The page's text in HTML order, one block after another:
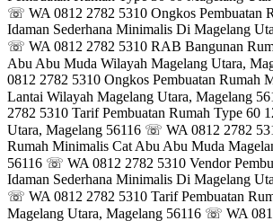
☏ WA 0812 2782 5310 Ongkos Pembuatan
Idaman Sederhana Minimalis Di Magelang
☏ WA 0812 2782 5310 RAB Bangunan
Abu Abu Muda Wilayah Magelang Utara,
0812 2782 5310 Ongkos Pembuatan Rumah
Lantai Wilayah Magelang Utara, Magelang
2782 5310 Tarif Pembuatan Rumah Type 60
Utara, Magelang 56116 ☏ WA 0812 2782
Rumah Minimalis Cat Abu Abu Muda
56116 ☏ WA 0812 2782 5310 Vendor
Idaman Sederhana Minimalis Di Magelang
☏ WA 0812 2782 5310 Tarif Pembuatan
Magelang Utara, Magelang 56116 ☏ WA